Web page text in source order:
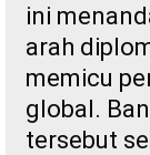
ini
arah
memicu
global.
tersebut